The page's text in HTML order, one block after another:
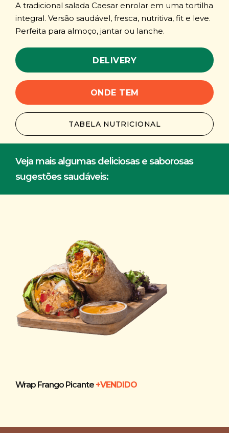
A tradicional salada Caesar enrolar em uma tortilha
integral. Versão saudável, fresca, nutritiva, fit e leve.
Perfeita para almoço, jantar ou lanche.
DELIVERY
ONDE TEM
TABELA NUTRICIONAL
Veja mais algumas deliciosas e saborosas
sugestões saudáveis:
Wrap Frango Picante +VENDIDO